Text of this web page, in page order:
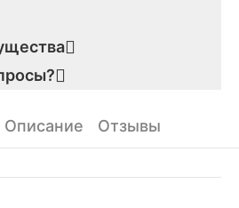
Описание Отзывы